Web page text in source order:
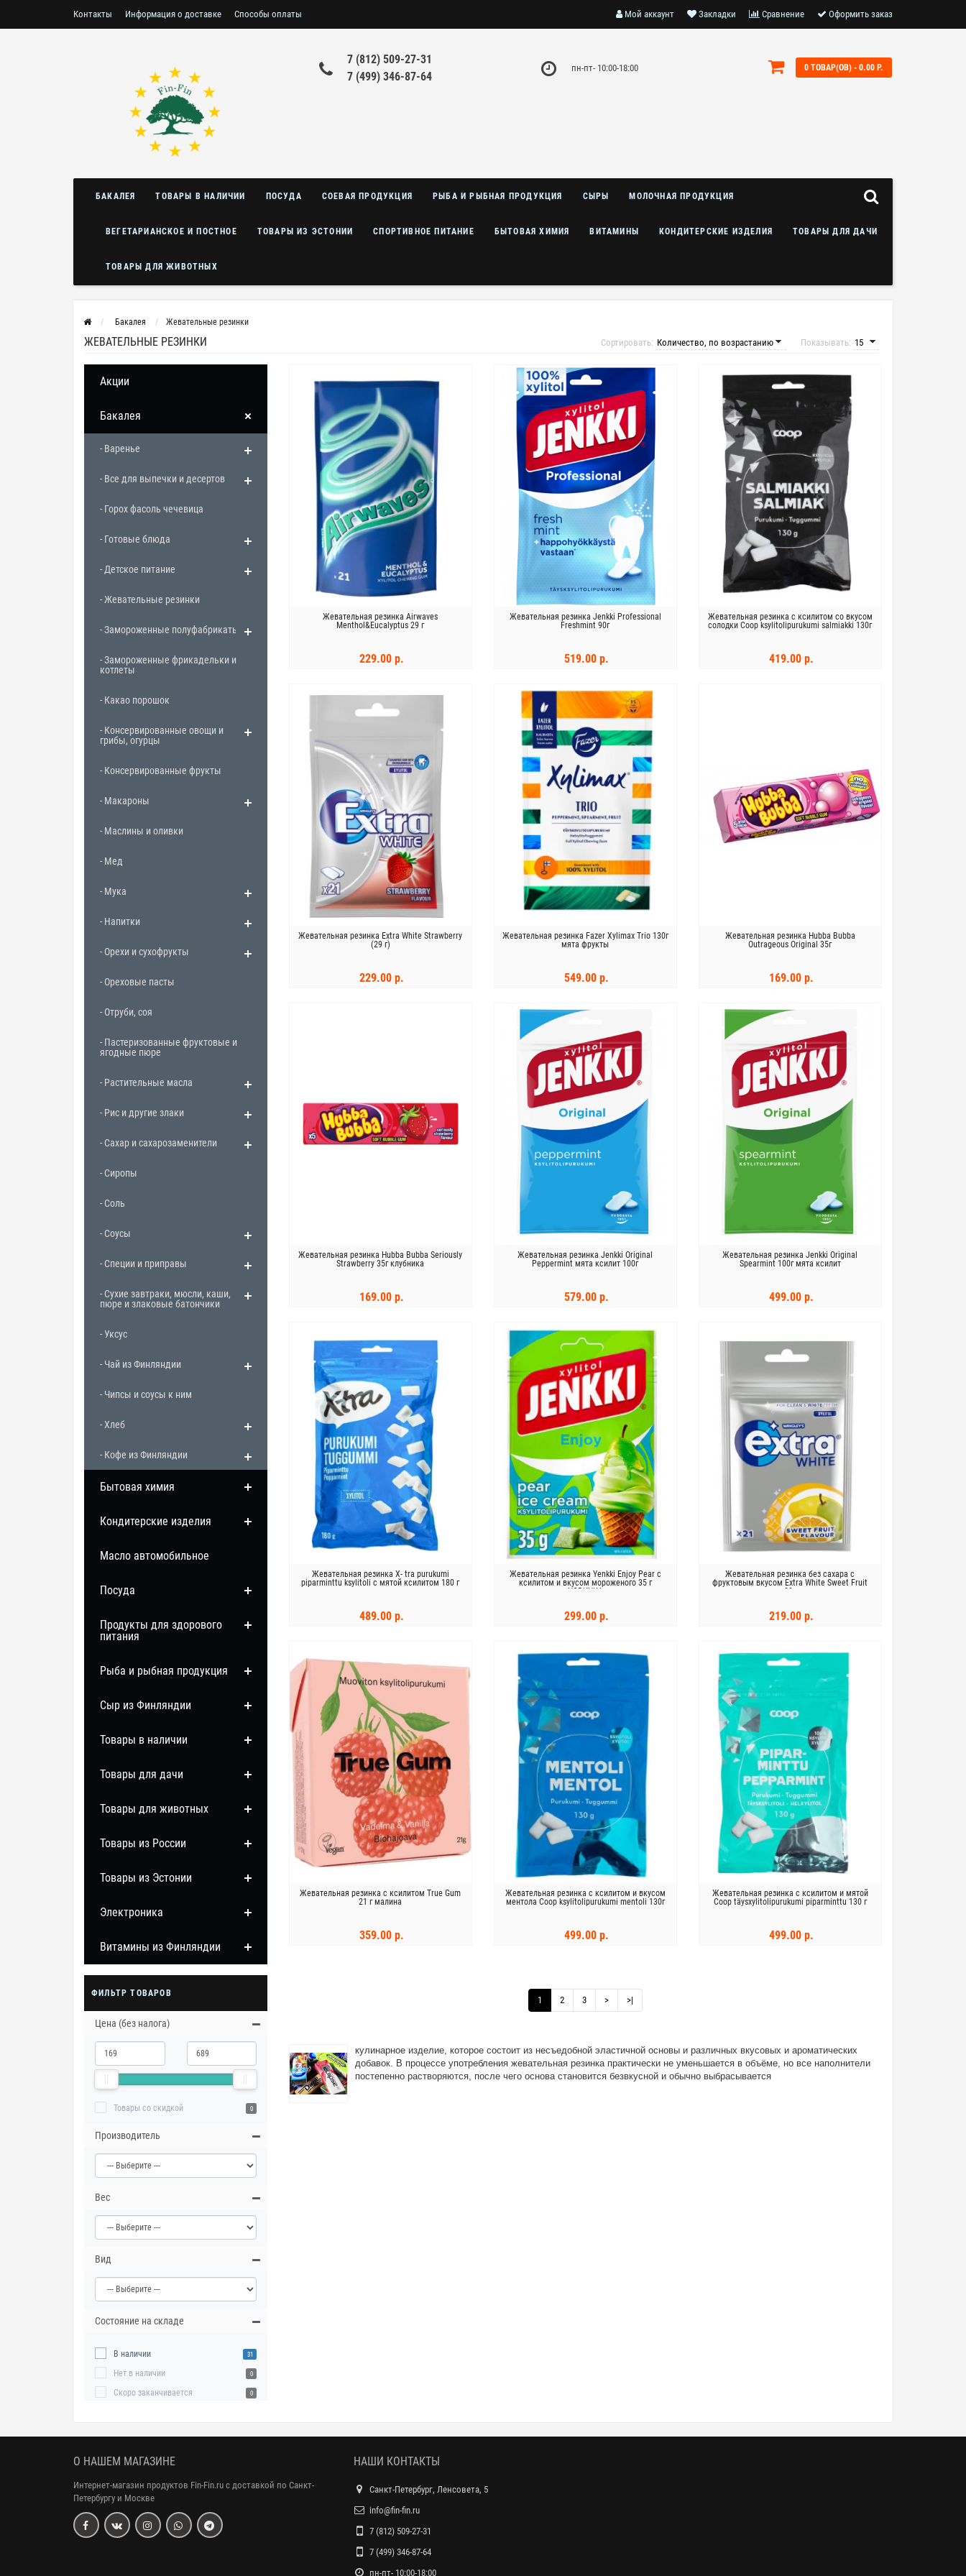
Контакты Информация о доставке Способы оплаты Мой аккаунт Закладки Сравнение Оформить заказ
7 (812) 509-27-31
7 (499) 346-87-64
пн-пт- 10:00-18:00 0 ТОВАР(ОВ) - 0.00 Р.
БАКАЛЕЯ ТОВАРЫ В НАЛИЧИИ ПОСУДА СОЕВАЯ ПРОДУКЦИЯ РЫБА И РЫБНАЯ ПРОДУКЦИЯ СЫРЫ МОЛОЧНАЯ ПРОДУКЦИЯ
ВЕГЕТАРИАНСКОЕ И ПОСТНОЕ ТОВАРЫ ИЗ ЭСТОНИИ СПОРТИВНОЕ ПИТАНИЕ БЫТОВАЯ ХИМИЯ ВИТАМИНЫ КОНДИТЕРСКИЕ ИЗДЕЛИЯ ТОВАРЫ ДЛЯ ДАЧИ
ТОВАРЫ ДЛЯ ЖИВОТНЫХ
Бакалея Жевательные резинки
ЖЕВАТЕЛЬНЫЕ РЕЗИНКИ Показывать:
Сортировать:
Акции
Бакалея
- Варенье
- Все для выпечки и десертов
- Горох фасоль чечевица
- Готовые блюда
- Детское питание
- Жевательные резинки
- Замороженные полуфабрикаты
- Замороженные фрикадельки и
котлеты
- Какао порошок
- Консервированные овощи и
грибы, огурцы
- Консервированные фрукты
- Макароны
- Маслины и оливки
- Мед
- Мука
- Напитки
- Орехи и сухофрукты
- Ореховые пасты
- Отруби, соя
- Пастеризованные фруктовые и
ягодные пюре
- Растительные масла
- Рис и другие злаки
- Сахар и сахарозаменители
- Сиропы
- Соль
- Соусы
- Специи и приправы
- Сухие завтраки, мюсли, каши,
пюре и злаковые батончики
- Уксус
- Чай из Финляндии
- Чипсы и соусы к ним
- Хлеб
- Кофе из Финляндии
Бытовая химия
Кондитерские изделия
Масло автомобильное
Посуда
Продукты для здорового
питания
Рыба и рыбная продукция
Сыр из Финляндии
Товары в наличии
Товары для дачи
Товары для животных
Товары из России
Товары из Эстонии
Электроника
Витамины из Финляндии
ФИЛЬТР ТОВАРОВ
Цена (без налога)
Товары со скидкой 0
Производитель
Вес
Вид
Состояние на складе
В наличии 31
Нет в наличии 0
Скоро заканчивается 0
Жевательная резинка Airwaves
Menthol&Eucalyptus 29 г
229.00 р.
Жевательная резинка Jenkki Professional
Freshmint 90г
519.00 р.
В КОРЗИНУ
Жевательная резинка с ксилитом со вкусом
солодки Coop ksylitolipurukumi salmiakki 130г
419.00 р.
Жевательная резинка Extra White Strawberry
(29 г)
229.00 р.
Жевательная резинка Fazer Xylimax Trio 130г
мята фрукты
549.00 р.
В КОРЗИНУ
Жевательная резинка Hubba Bubba
Outrageous Original 35г
169.00 р.
В КОРЗИНУ
Жевательная резинка Hubba Bubba Seriously
Strawberry 35г клубника
169.00 р.
Жевательная резинка Jenkki Original
Peppermint мята ксилит 100г
579.00 р.
В КОРЗИНУ
Жевательная резинка Jenkki Original
Spearmint 100г мята ксилит
499.00 р.
Жевательная резинка X- tra purukumi
piparminttu ksylitoli с мятой ксилитом 180 г
489.00 р.
Жевательная резинка Yenkki Enjoy Pear с
ксилитом и вкусом мороженого 35 г
НОВИНКА
299.00 р.
Жевательная резинка без сахара с
фруктовым вкусом Extra White Sweet Fruit
29г
219.00 р.
Жевательная резинка с ксилитом True Gum
21 г малина
359.00 р.
Жевательная резинка с ксилитом и вкусом
ментола Coop ksylitolipurukumi mentoli 130г
499.00 р.
Жевательная резинка с ксилитом и мятой
Coop täysxylitolipurukumi piparminttu 130 г
499.00 р.
1 2 3 > >|
кулинарное изделие, которое состоит из несъедобной эластичной основы и различных вкусовых и ароматических
добавок. В процессе употребления жевательная резинкапрактически не уменьшается в объёме, но все наполнители
постепенно растворяются, после чего основа становится безвкусной и обычно выбрасывается
О НАШЕМ МАГАЗИНЕ
Интернет-магазин продуктов Fin-Fin.ru с доставкой по Санкт-
Петербургу и Москве
НАШИ КОНТАКТЫ
Санкт-Петербург, Ленсовета, 5
info@fin-fin.ru
7 (812) 509-27-31
7 (499) 346-87-64
пн-пт- 10:00-18:00